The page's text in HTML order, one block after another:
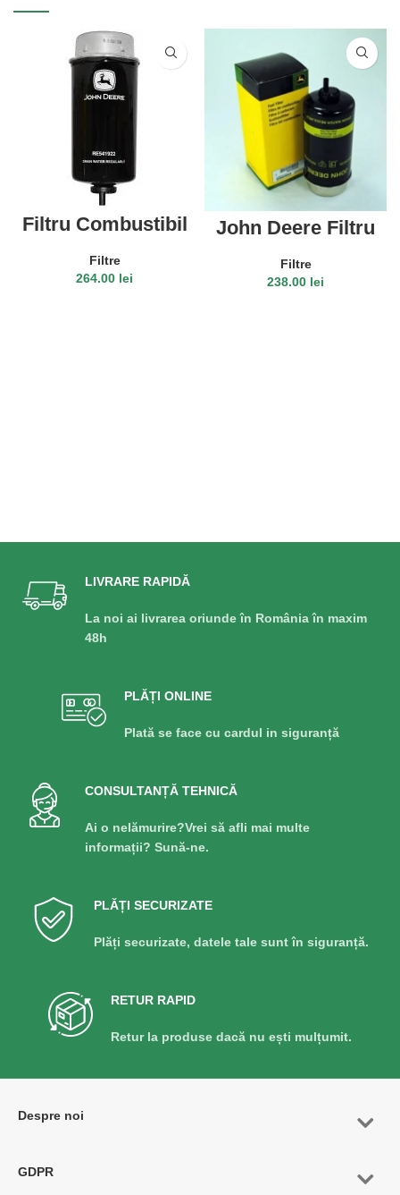
Filtru Combustibil
RE541922
Filtre
264.00 lei
John Deere Filtru
RE509036
Filtre
238.00 lei
LIVRARE RAPIDĂ
La noi ai livrarea oriunde în România în maxim
48h
PLĂȚI ONLINE
Plată se face cu cardul in siguranță
CONSULTANȚĂ TEHNICĂ
Ai o nelămurire?Vrei să afli mai multe
informații? Sună-ne.
PLĂȚI SECURIZATE
Plăți securizate, datele tale sunt în siguranță.
RETUR RAPID
Retur la produse dacă nu ești mulțumit.
Despre noi
GDPR